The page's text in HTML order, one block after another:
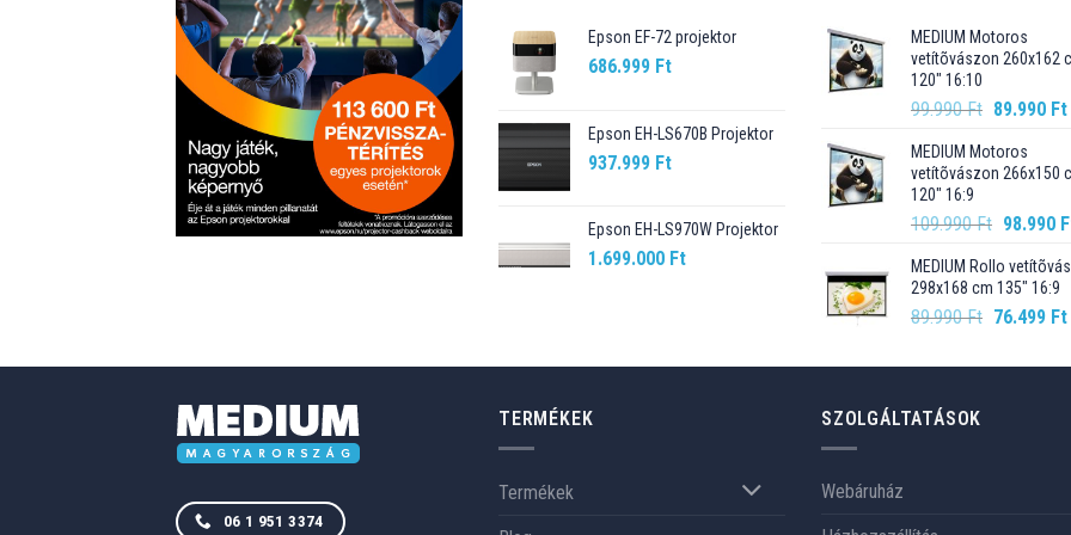
Epson EF-72 projektor
686.999 Ft
Epson EH-LS670B Projektor
937.999 Ft
Epson EH-LS970W Projektor
1.699.000 Ft
MEDIUM Motoros
vetítõvászon 260x162
120" 16:10
99.990Ft Original
was:
99.990 Ft.
89.990 Ft
MEDIUM Motoros
vetítõvászon 266x150
120" 16:9
109.990Ft Original
was:
109.990
98.990
MEDIUM Rollo
298x168 cm 135" 16:9
89.990Ft Original
was:
76.499 Ft
06 1 951 3374
TERMÉKEK
Termékek
SZOLGÁLTATÁSOK
Webáruház